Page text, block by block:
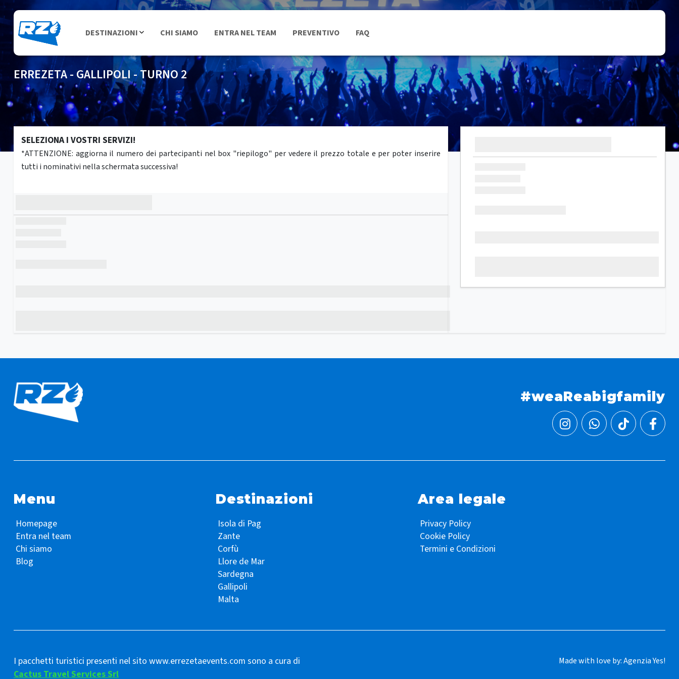
DESTINAZIONI CHI SIAMO ENTRA NEL TEAM PREVENTIVO FAQ
ERREZETA - GALLIPOLI - TURNO 2
SELEZIONA I VOSTRI SERVIZI!
*ATTENZIONE: aggiorna il numero dei partecipanti nel box "riepilogo" per vedere il prezzo totale e per poter inserire
tutti i nominativi nella schermata successiva!
#weaReabigfamily
Menu
Homepage
Entra nel team
Chi siamo
Blog
Destinazioni
Isola di Pag
Zante
Corfù
Llore de Mar
Sardegna
Gallipoli
Malta
Area legale
Privacy Policy
Cookie Policy
Termini e Condizioni
I pacchetti turistici presenti nel sito www.errezetaevents.com sono a cura di
Cactus Travel Services Srl
Made with love by:Agenzia Yes!